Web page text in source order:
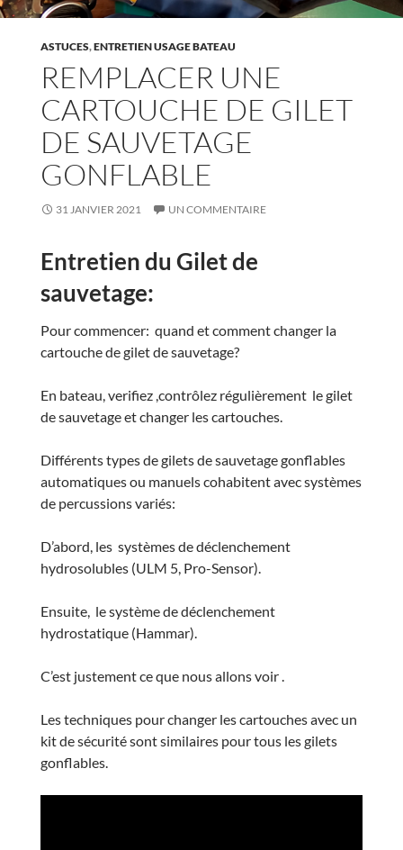
ASTUCES,ENTRETIEN USAGE BATEAU
REMPLACER UNE
CARTOUCHE DE GILET
DE SAUVETAGE
GONFLABLE
31 JANVIER 2021 UN COMMENTAIRE
Entretien du Gilet de
sauvetage:
Pour commencer: quand et comment changer la
cartouche de gilet de sauvetage?
En bateau, verifiez ,contrôlez régulièrement le gilet
de sauvetage et changer les cartouches.
Différents types de gilets de sauvetage gonflables
automatiques ou manuels cohabitent avec systèmes
de percussions variés:
D’abord, les systèmes de déclenchement
hydrosolubles (ULM 5, Pro-Sensor).
Ensuite, le système de déclenchement
hydrostatique (Hammar).
C’est justement ce que nous allons voir .
Les techniques pour changer les cartouches avec un
kit de sécurité sont similaires pour tous les gilets
gonflables.